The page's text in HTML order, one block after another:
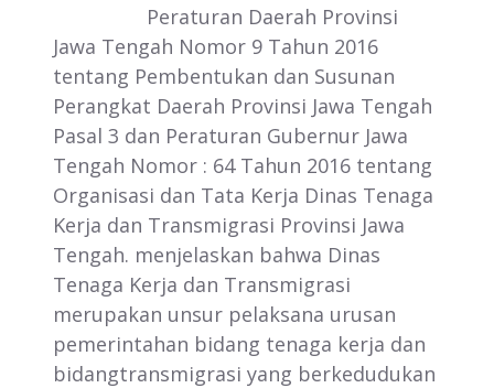
Peraturan Daerah Provinsi
Jawa Tengah Nomor 9 Tahun 2016
tentang Pembentukan dan Susunan
Perangkat Daerah Provinsi Jawa Tengah
Pasal 3 dan Peraturan Gubernur Jawa
Tengah Nomor : 64 Tahun 2016 tentang
Organisasi dan Tata Kerja Dinas Tenaga
Kerja dan Transmigrasi Provinsi Jawa
Tengah. menjelaskan bahwa Dinas
Tenaga Kerja dan Transmigrasi
merupakan unsur pelaksana urusan
pemerintahan bidang tenaga kerja dan
bidangtransmigrasi yang berkedudukan